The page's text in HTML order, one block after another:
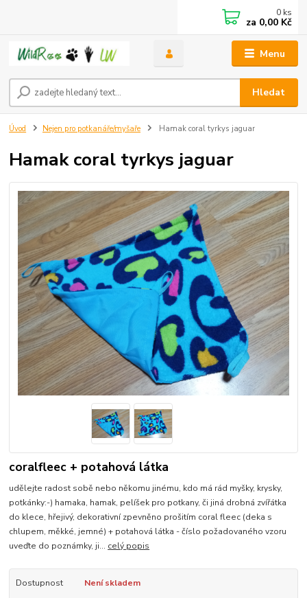
Menu
Hledat
0 ks
za 0,00 Kč
Úvod Nejen pro potkanáře/myšaře Hamak coral tyrkys jaguar
Hamak coral tyrkys jaguar
coralfleec + potahová látka
udělejte radost sobě nebo někomu jinému, kdo má rád myšky, krysky,
potkánky:-) hamaka, hamak, pelíšek pro potkany, či jiná drobná zvířátka
do klece, hřejivý, dekorativní zpevněno prošitím coral fleec (deka s
chlupem, měkké, jemné) + potahová látka - číslo požadovaného vzoru
uveďte do poznámky, ji... celý popis
Dostupnost Není skladem